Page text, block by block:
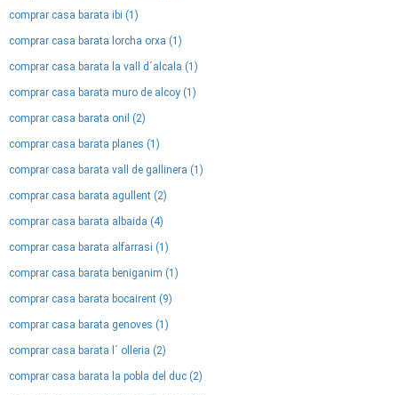
comprar casa barata ibi (1)
comprar casa barata lorcha orxa (1)
comprar casa barata la vall d´alcala (1)
comprar casa barata muro de alcoy (1)
comprar casa barata onil (2)
comprar casa barata planes (1)
comprar casa barata vall de gallinera (1)
comprar casa barata agullent (2)
comprar casa barata albaida (4)
comprar casa barata alfarrasi (1)
comprar casa barata beniganim (1)
comprar casa barata bocairent (9)
comprar casa barata genoves (1)
comprar casa barata l´ olleria (2)
comprar casa barata la pobla del duc (2)